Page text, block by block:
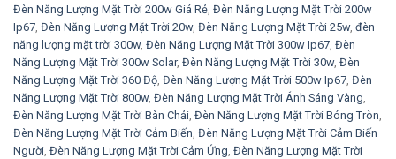
Đèn Năng Lượng Mặt Trời 200w Giá Rẻ, Đèn Năng Lượng Mặt Trời 200w
Ip67, Đèn Năng Lượng Mặt Trời 20w, Đèn Năng Lượng Mặt Trời 25w, đèn
năng lượng mặt trời 300w, Đèn Năng Lượng Mặt Trời 300w Ip67, Đèn
Năng Lượng Mặt Trời 300w Solar, Đèn Năng Lượng Mặt Trời 30w, Đèn
Năng Lượng Mặt Trời 360 Độ, Đèn Năng Lượng Mặt Trời 500w Ip67, Đèn
Năng Lượng Mặt Trời 800w, Đèn Năng Lượng Mặt Trời Ánh Sáng Vàng,
Đèn Năng Lượng Mặt Trời Bàn Chải, Đèn Năng Lượng Mặt Trời Bóng Tròn,
Đèn Năng Lượng Mặt Trời Cảm Biến, Đèn Năng Lượng Mặt Trời Cảm Biến
Người, Đèn Năng Lượng Mặt Trời Cảm Ứng, Đèn Năng Lượng Mặt Trời